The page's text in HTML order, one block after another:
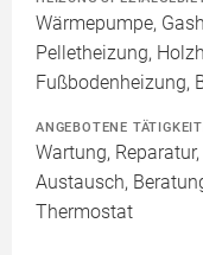
Wärmepumpe,
Pelletheizung,
Fußbodenheizung,
ANGEBOTENE
Wartung,
Austausch,
Thermostat